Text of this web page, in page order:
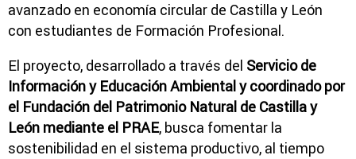
avanzado en economía circular de Castilla y León
con estudiantes de Formación Profesional.
El proyecto, desarrollado a través del Servicio de
Información y Educación Ambiental y coordinado por
el Fundación del Patrimonio Natural de Castilla y
León mediante el PRAE, busca fomentar la
sostenibilidad en el sistema productivo, al tiempo